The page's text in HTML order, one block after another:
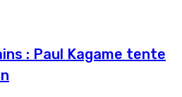
: Paul Kagame tente